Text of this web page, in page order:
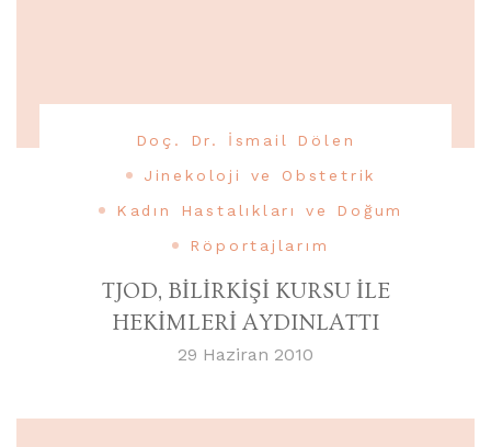
Doç. Dr. İsmail Dölen
Jinekoloji ve Obstetrik
Kadın Hastalıkları ve Doğum
Röportajlarım
TJOD, BİLİRKİŞİ KURSU İLE
HEKİMLERİ AYDINLATTI
29 Haziran 2010